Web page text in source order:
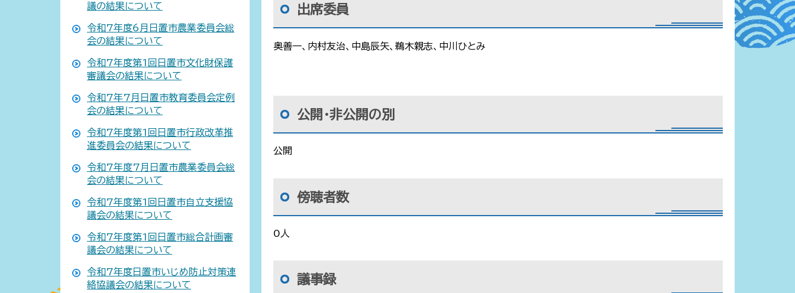
議の結果について
令和7年度6月日置市農業委員会総
会の結果について
令和7年度第1回日置市文化財保護
審議会の結果について
令和7年7月日置市教育委員会定例
会の結果について
令和7年度第1回日置市行政改革推
進委員会の結果について
令和7年度7月日置市農業委員会総
会の結果について
令和7年度第1回日置市自立支援協
議会の結果について
令和7年度第1回日置市総合計画審
議会の結果について
令和7年度日置市いじめ防止対策連
絡協議会の結果について
出席委員
奥善一、内村友治、中島辰矢、鵜木親志、中川ひとみ
公開・非公開の別
公開
傍聴者数
0人
議事録